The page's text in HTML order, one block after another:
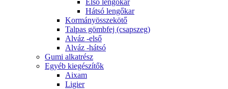
Hátsó lengőkar
Kormányösszekötő
Talpas gömbfej (csapszeg)
Alváz -első
Alváz -hátsó
Gumi alkatrész
Egyéb kiegészítők
Aixam
Ligier